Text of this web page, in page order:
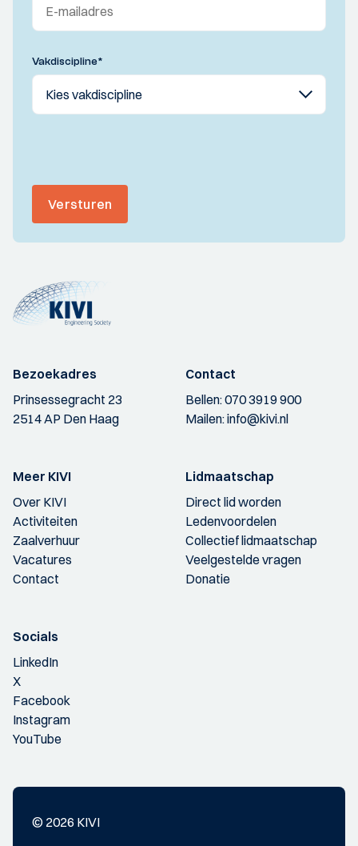
Vakdiscipline*
Versturen
Bezoekadres
Prinsessegracht 23
2514 AP Den Haag
Contact
Bellen:070 3919 900
Mailen:info@kivi.nl
Meer KIVI
Over KIVI
Activiteiten
Zaalverhuur
Vacatures
Contact
Lidmaatschap
Direct lid worden
Ledenvoordelen
Collectief lidmaatschap
Veelgestelde vragen
Donatie
Socials
LinkedIn
X
Facebook
Instagram
YouTube
© 2026 KIVI